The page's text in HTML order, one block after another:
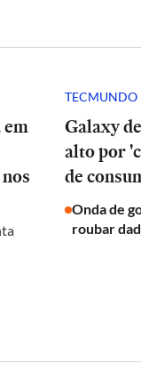
TECMUNDO
Galaxy
alto por
de
Onda de
roubar